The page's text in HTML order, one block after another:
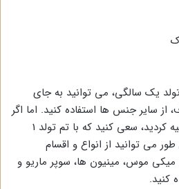
یک سالگی، می توانید به جای
از سایر جنس ها استفاده کنید. اما اگر
وسیله های یک بار مصرف تهیه کردید، سعی کنید که با تم تولد 1
می توانید از انواع و اقسام
موس، مینیون ها، سوپر ماریو و
کنید.